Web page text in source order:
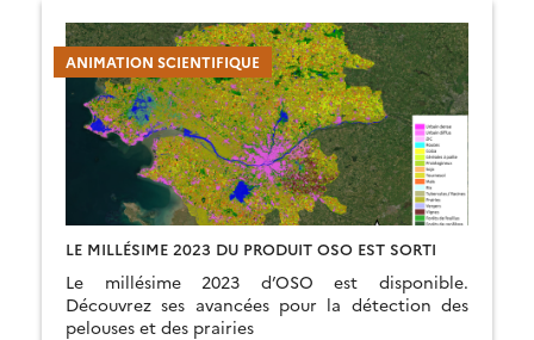
ANIMATION SCIENTIFIQUE
LE MILLÉSIME 2023 DU PRODUIT OSO EST SORTI
Le millésime 2023 d’OSO est disponible.
Découvrez ses avancées pour la détection des
pelouses et des prairies